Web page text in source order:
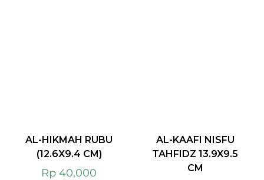
AL-HIKMAH RUBU
(12.6X9.4 CM)
Rp 40,000
AL-KAAFI NISFU
TAHFIDZ 13.9X9.5
CM